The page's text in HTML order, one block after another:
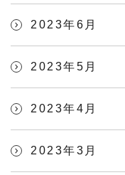
2023年6月
2023年5月
2023年4月
2023年3月